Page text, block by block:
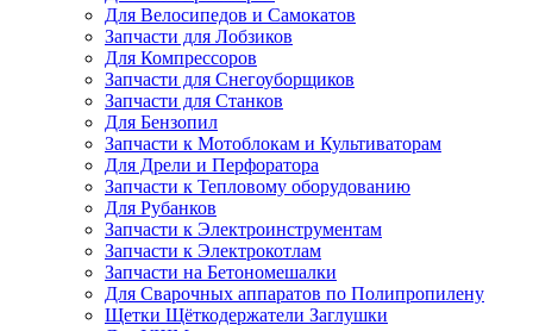
Для Велосипедов и Самокатов
Запчасти для Лобзиков
Для Компрессоров
Запчасти для Снегоуборщиков
Запчасти для Станков
Для Бензопил
Запчасти к Мотоблокам и Культиваторам
Для Дрели и Перфоратора
Запчасти к Тепловому оборудованию
Для Рубанков
Запчасти к Электроинструментам
Запчасти к Электрокотлам
Запчасти на Бетономешалки
Для Сварочных аппаратов по Полипропилену
Щетки Щёткодержатели Заглушки